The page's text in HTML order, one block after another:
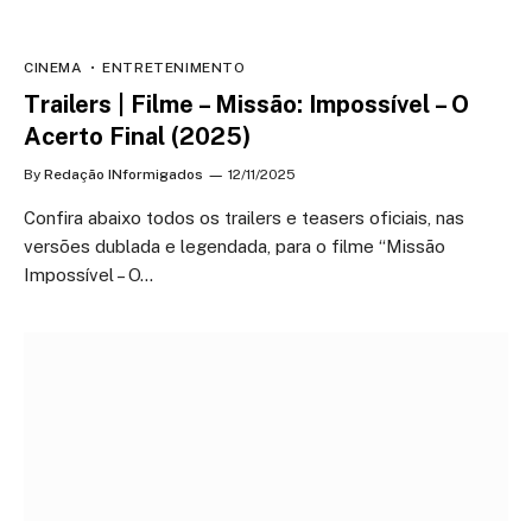
CINEMA ENTRETENIMENTO
Trailers | Filme – Missão: Impossível – O
Acerto Final (2025)
By Redação INformigados 12/11/2025
Confira abaixo todos os trailers e teasers oficiais, nas
versões dublada e legendada, para o filme “Missão
Impossível – O…